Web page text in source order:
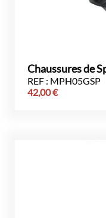
Chaussures de
REF : MPH05GSP
42,00€